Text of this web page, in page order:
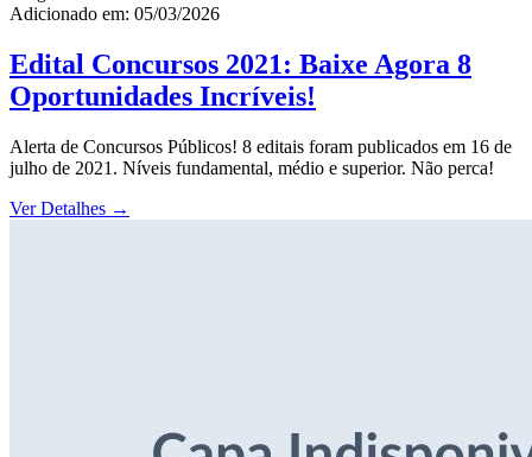
Adicionado em: 05/03/2026
Edital Concursos 2021: Baixe Agora 8
Oportunidades Incríveis!
Alerta de Concursos Públicos! 8 editais foram publicados em 16 de
julho de 2021. Níveis fundamental, médio e superior. Não perca!
Ver Detalhes →